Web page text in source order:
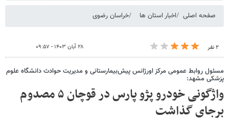
صفحه اصلی اخبار استان ها خراسان رضوی
۲ نفر ۲۸ آبان ۱۴۰۳ - ۰۹:۵۷
مسئول روابط عمومی مرکز اورژانس پیش‌بیمارستانی و مدیریت حوادث دانشگاه علوم
پزشکی مشهد:
واژگونی خودرو پژو پارس در قوچان ۵ مصدوم
برجای گذاشت